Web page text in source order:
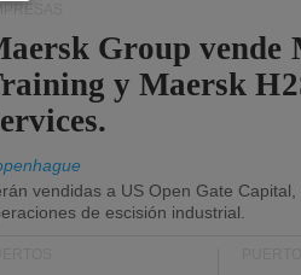
Group vende
y Maersk
vendidas a US Open Gate
de escisión industrial.